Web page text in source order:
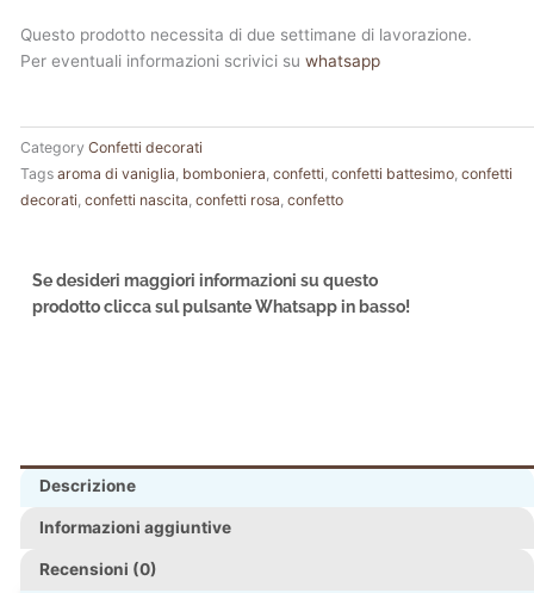
Questo prodotto necessita di due settimane di lavorazione.
Per eventuali informazioni scrivici su whatsapp
Category Confetti decorati
Tags aroma di vaniglia bomboniera confetti confetti battesimo confetti
decorati confetti nascita confetti rosa confetto
Se desideri maggiori informazioni su questo
prodotto clicca sul pulsante Whatsapp in basso!
Descrizione
Informazioni aggiuntive
Recensioni (0)